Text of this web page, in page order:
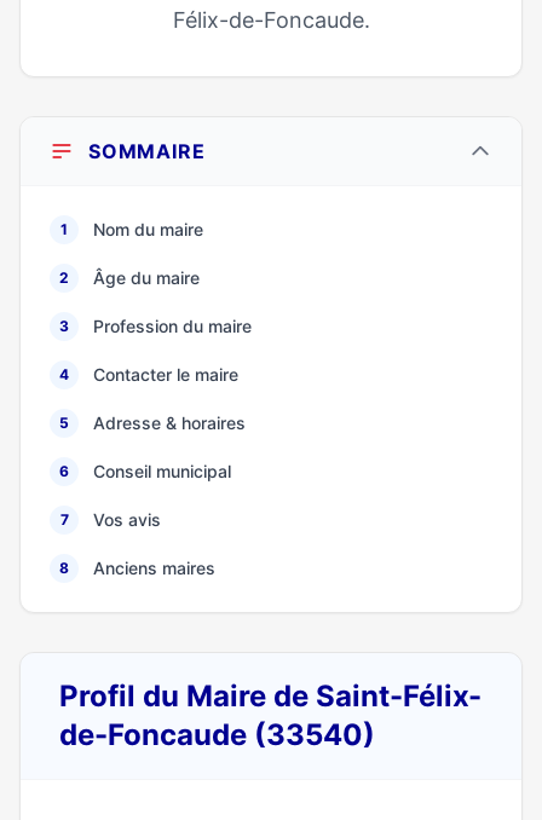
Félix-de-Foncaude.
SOMMAIRE
1 Nom du maire
2 Âge du maire
3 Profession du maire
4 Contacter le maire
5 Adresse & horaires
6 Conseil municipal
7 Vos avis
8 Anciens maires
Profil du Maire de Saint-Félix-
de-Foncaude (33540)